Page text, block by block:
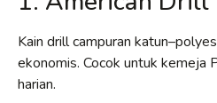
Kain drill campuran
ekonomis. Cocok untuk kemeja
harian.